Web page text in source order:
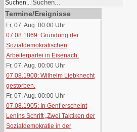
Suchen...
Termine/Ereignisse
Fr, 07. Aug. 00:00 Uhr
07.08.1869: Gründung der
Sozialdemokratischen
Arbeiterpartei in Eisenach.
Fr, 07. Aug. 00:00 Uhr
07.08.1900: Wilhelm Liebknecht
gestorben.
Fr, 07. Aug. 00:00 Uhr
07.08.1905: In Genf erscheint
Lenins Schrift „Zwei Taktiken der
Sozialdemokratie in der